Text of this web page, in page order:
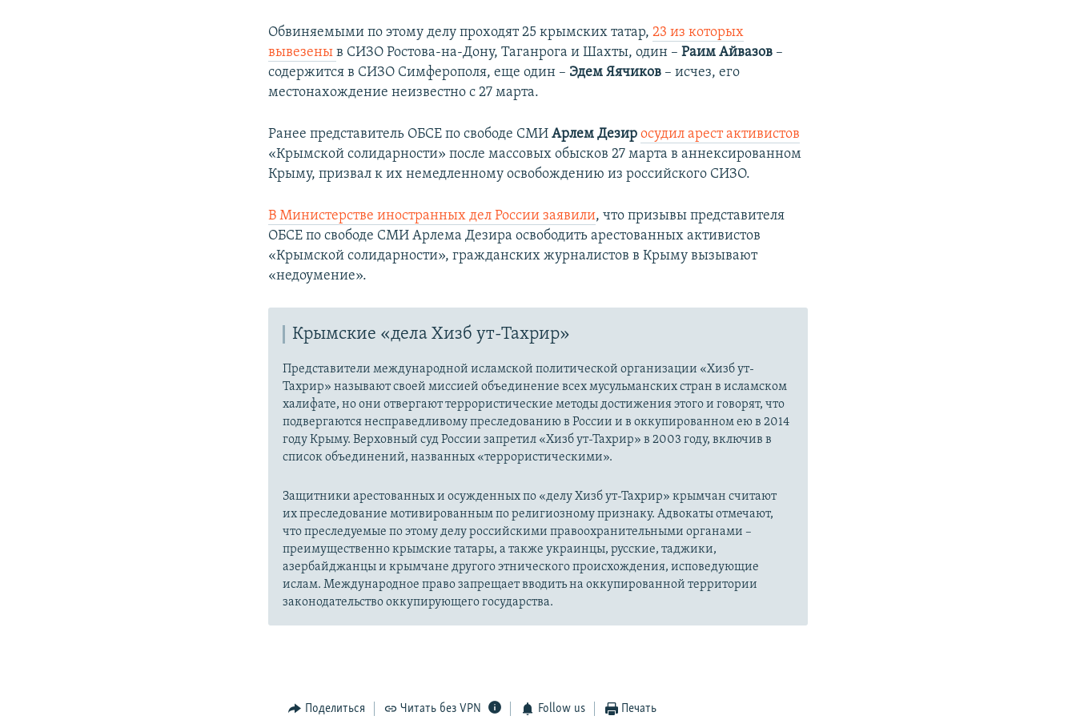
Обвиняемыми по этому делу проходят 25 крымских татар,23 из которых
вывезеныв СИЗО Ростова-на-Дону, Таганрога и Шахты, один –Раим Айвазов –
содержится в СИЗО Симферополя, еще один – Эдем Яячиков – исчез, его
местонахождение неизвестно с 27 марта.
Ранее представитель ОБСЕ по свободе СМИАрлем Дезир осудил арест активистов
«Крымской солидарности» после массовых обысков 27 марта в аннексированном
Крыму, призвал к их немедленному освобождению из российского СИЗО.
В Министерстве иностранных дел России заявили, что призывы представителя
ОБСЕ по свободе СМИ Арлема Дезира освободить арестованных активистов
«Крымской солидарности», гражданских журналистов в Крыму вызывают
«недоумение».
Крымские «дела Хизб ут-Тахрир»
Представители международной исламской политической организации «Хизб ут-
Тахрир» называют своей миссией объединение всех мусульманских стран в исламском
халифате, но они отвергают террористические методы достижения этого и говорят, что
подвергаются несправедливому преследованию в России и в оккупированном ею в 2014
году Крыму. Верховный суд России запретил «Хизб ут-Тахрир» в 2003 году, включив в
список объединений, названных «террористическими».
Защитники арестованных и осужденных по «делу Хизб ут-Тахрир» крымчан считают
их преследование мотивированным по религиозному признаку. Адвокаты отмечают,
что преследуемые по этому делу российскими правоохранительными органами –
преимущественно крымские татары, а также украинцы, русские, таджики,
азербайджанцы и крымчане другого этнического происхождения, исповедующие
ислам. Международное право запрещает вводить на оккупированной территории
законодательство оккупирующего государства.
Поделиться Читать без VPN Follow us Печать